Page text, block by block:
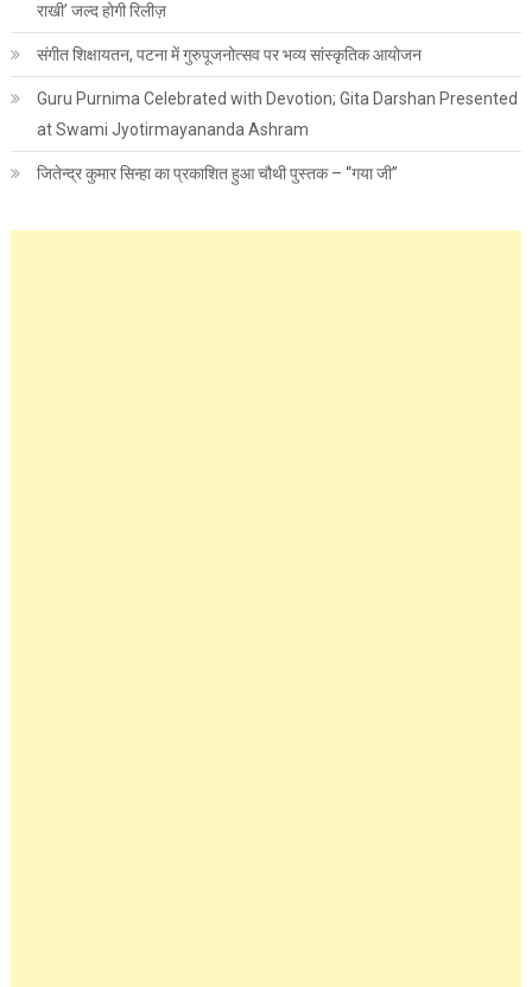
राखी’ जल्द होगी रिलीज़
संगीत शिक्षायतन, पटना में गुरुपूजनोत्सव पर भव्य सांस्कृतिक आयोजन
Guru Purnima Celebrated with Devotion; Gita Darshan Presented
at Swami Jyotirmayananda Ashram
जितेन्द्र कुमार सिन्हा का प्रकाशित हुआ चौथी पुस्तक – “गया जी”